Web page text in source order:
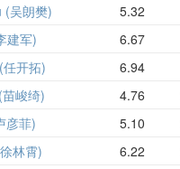
(吴朗樊) 5.32
建军) 6.67
开拓) 6.94
峻绮) 4.76
彦菲) 5.10
林霄) 6.22